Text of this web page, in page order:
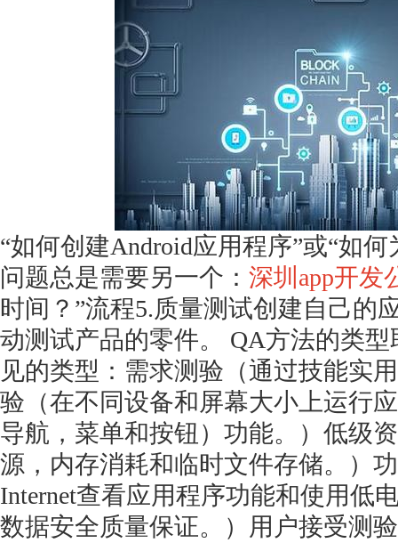
“如何创建Android应用程序”或“如
问题总是需要另一个： 深圳app开发
时间？”流程5.质量测试创建自己的
动测试产品的零件。 QA方法的类
见的类型：需求测验（通过技能实
验（在不同设备和屏幕大小上运行
导航，菜单和按钮）功能。）低级
源，内存消耗和临时文件存储。）
Internet查看应用程序功能和使用低
数据安全质量保证。）用户接受测
1万个想法不如1次的方案落地
扫码添加[商务总监]沟通方案
扫码沟通